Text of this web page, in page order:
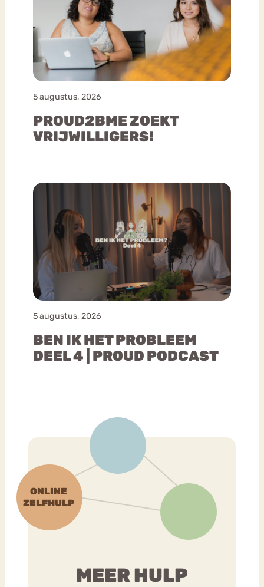
5 augustus, 2026
PROUD2BME ZOEKT
VRIJWILLIGERS!
5 augustus, 2026
BEN IK HET PROBLEEM
DEEL 4 | PROUD PODCAST
MEER HULP